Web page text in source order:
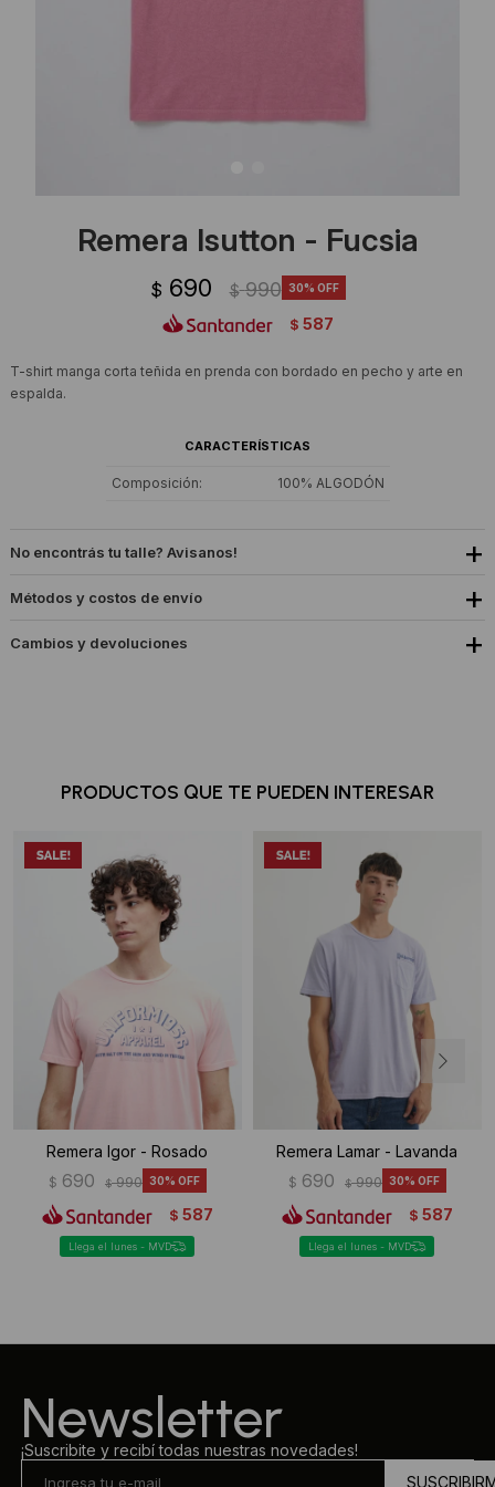
Remera Isutton - Fucsia
$ 690 $ 990 30
$ 587
T-shirt manga corta teñida en prenda con bordado en pecho y arte en
espalda.
CARACTERÍSTICAS
Composición 100% ALGODÓN
No encontrás tu talle? Avisanos!
Métodos y costos de envío
Cambios y devoluciones
PRODUCTOS QUE TE PUEDEN INTERESAR
Remera Igor - Rosado
$ 690 $ 990 30
$ 587
Llega el lunes - MVD
Remera Lamar - Lavanda
$ 690 $ 990 30
$ 587
Llega el lunes - MVD
Newsletter
¡Suscribite y recibí todas nuestras novedades!
Sherpas